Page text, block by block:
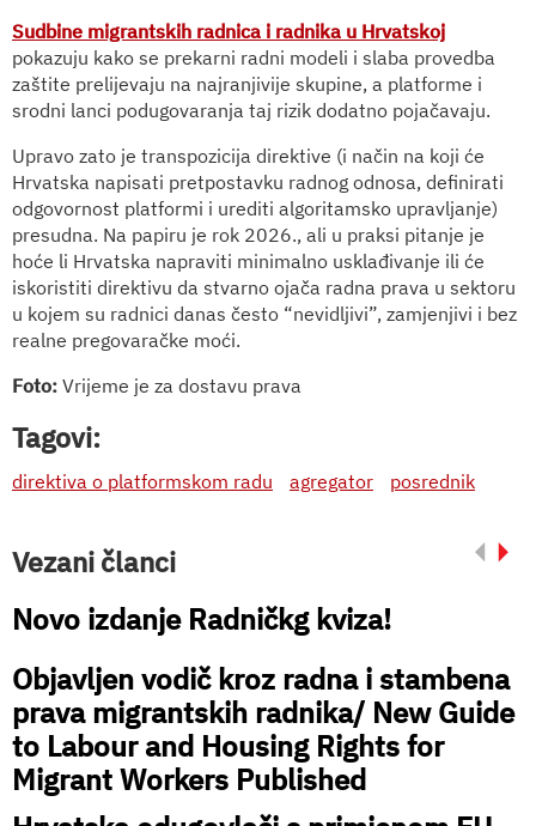
Sudbine migrantskih radnica i radnika u Hrvatskoj
pokazuju kako se prekarni radni modeli i slaba provedba
zaštite prelijevaju na najranjivije skupine, a platforme i
srodni lanci podugovaranja taj rizik dodatno pojačavaju.
Upravo zato je transpozicija direktive (i način na koji će
Hrvatska napisati pretpostavku radnog odnosa, definirati
odgovornost platformi i urediti algoritamsko upravljanje)
presudna. Na papiru je rok 2026., ali u praksi pitanje je
hoće li Hrvatska napraviti minimalno usklađivanje ili će
iskoristiti direktivu da stvarno ojača radna prava u sektoru
u kojem su radnici danas često “nevidljivi”, zamjenjivi i bez
realne pregovaračke moći.
Foto: Vrijeme je za dostavu prava
Tagovi:
direktiva o platformskom radu agregator posrednik
Vezani članci
Novo izdanje Radničkg kviza!
Objavljen vodič kroz radna i stambena
prava migrantskih radnika/ New Guide
to Labour and Housing Rights for
Migrant Workers Published